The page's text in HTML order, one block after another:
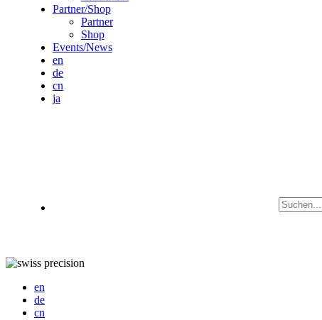
Partner/Shop
Partner
Shop
Events/News
en
de
cn
ja
en
de
cn